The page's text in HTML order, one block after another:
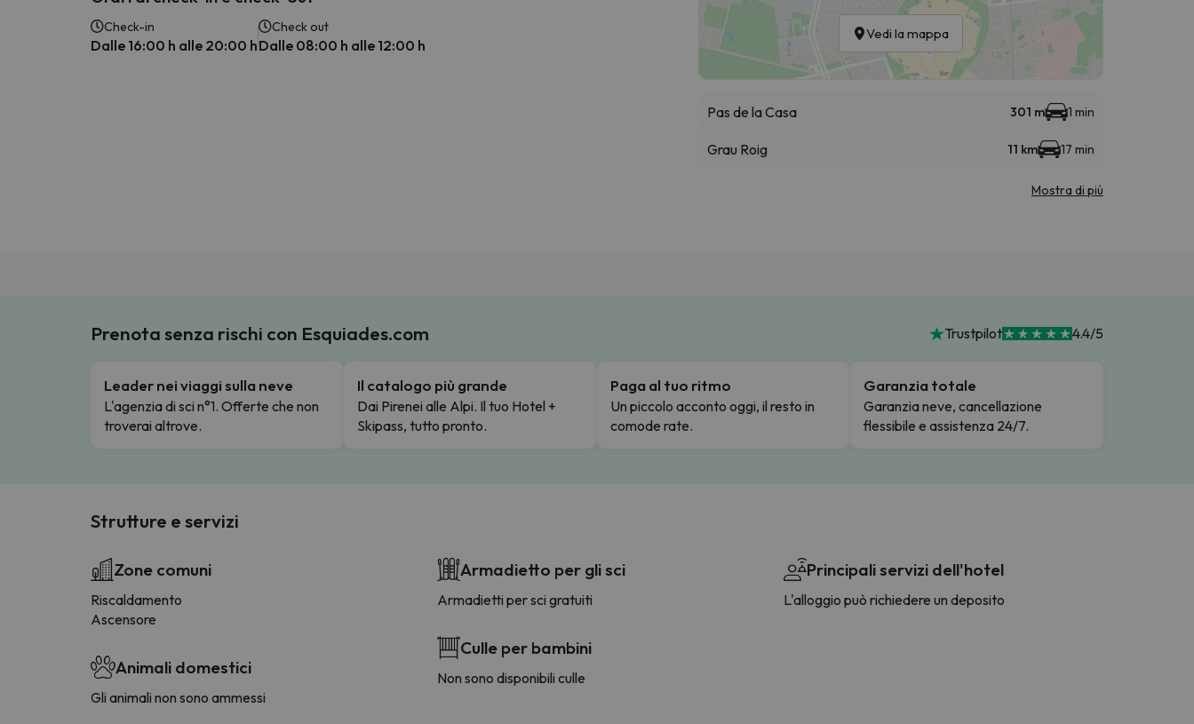
Check-in
Dalle 16:00 h alle 20:00 h
Check out
Dalle 08:00 h alle 12:00 h
Vedi la mappa
Pas de la Casa 301 m 1 min
Grau Roig 11 km 17 min
Mostra di più
Prenota senza rischi con Esquiades.com Trustpilot 4.4/5
Leader nei viaggi sulla neve
L'agenzia di sci n°1. Offerte che non
troverai altrove.
Il catalogo più grande
Dai Pirenei alle Alpi. Il tuo Hotel +
Skipass, tutto pronto.
Paga al tuo ritmo
Un piccolo acconto oggi, il resto in
comode rate.
Garanzia totale
Garanzia neve, cancellazione
flessibile e assistenza 24/7.
Strutture e servizi
Zone comuni
Riscaldamento
Ascensore
Animali domestici
Gli animali non sono ammessi
Armadietto per gli sci
Armadietti per sci gratuiti
Culle per bambini
Non sono disponibili culle
Principali servizi dell'hotel
L'alloggio può richiedere un deposito